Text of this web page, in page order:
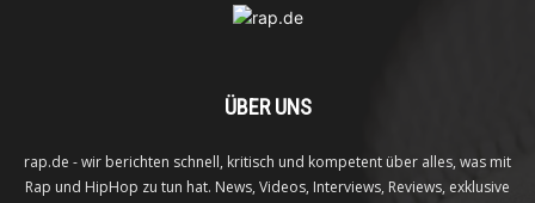
ÜBER UNS
rap.de - wir berichten schnell, kritisch und kompetent über alles, was mit
Rap und HipHop zu tun hat. News, Videos, Interviews, Reviews, exklusive